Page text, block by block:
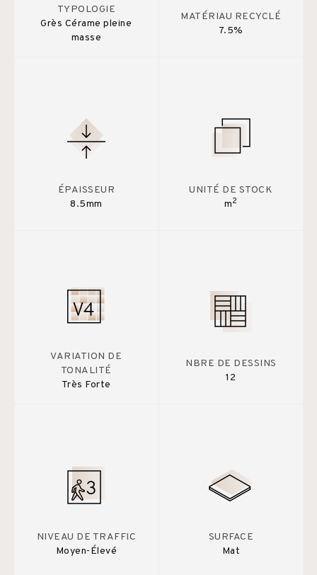
TYPOLOGIE
Grès Cérame pleine
masse
MATÉRIAU RECYCLÉ
7.5%
ÉPAISSEUR
8.5mm
UNITÉ DE STOCK
m2
VARIATION DE
TONALITÉ
Très Forte
NBRE DE DESSINS
12
NIVEAU DE TRAFFIC
Moyen-Élevé
SURFACE
Mat